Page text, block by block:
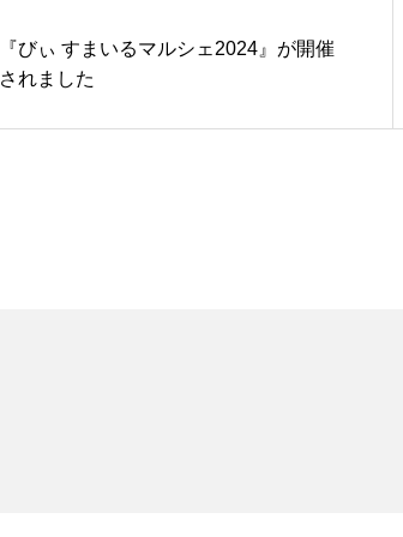
『びぃ すまいるマルシェ2024』が開催
されました